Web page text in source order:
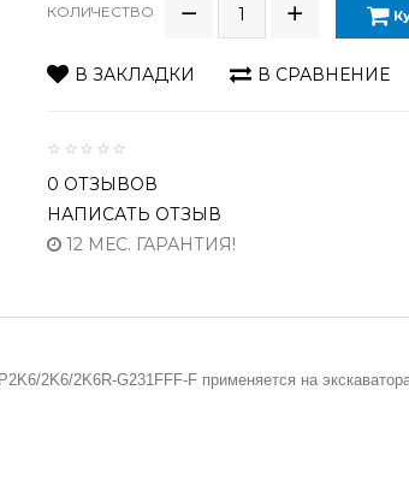
КОЛИЧЕСТВО
В ЗАКЛАДКИ В СРАВНЕНИЕ
0 ОТЗЫВОВ
НАПИСАТЬ ОТЗЫВ
12 МЕС. ГАРАНТИЯ!
2K6/2K6R-G231FFF-F применяется на